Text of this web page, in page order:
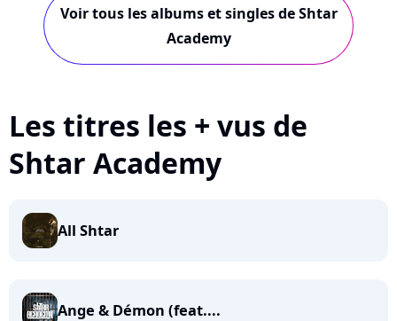
Voir tous les albums et singles de Shtar
Academy
Les titres les + vus de
Shtar Academy
All Shtar
Ange & Démon (feat....